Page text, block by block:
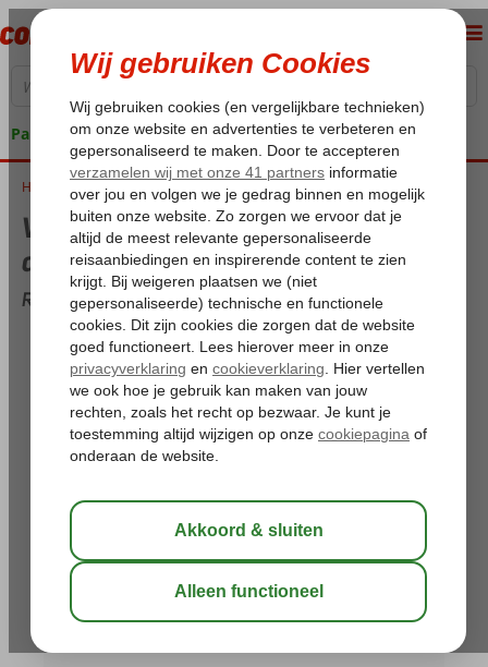
Pakketgarantie
Home Weer en temperatuur op Rhodos in april
Weer en temperatuur op Rhodos in
april
Rhodos overzicht voor april
Maximum temperatuur:21,2°C
Minimum temperatuur (nacht):14,7°C
Dagen met regen:
Neerslag:0 mm
Zonuren per dag:9